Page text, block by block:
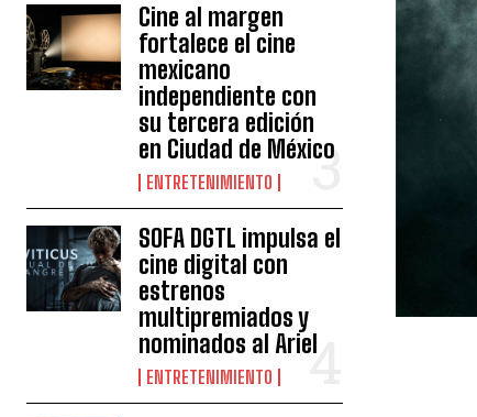
Cine al margen
fortalece el cine
mexicano
independiente con
su tercera edición
en Ciudad de México
ENTRETENIMIENTO
SOFA DGTL impulsa el
cine digital con
estrenos
multipremiados y
nominados al Ariel
ENTRETENIMIENTO